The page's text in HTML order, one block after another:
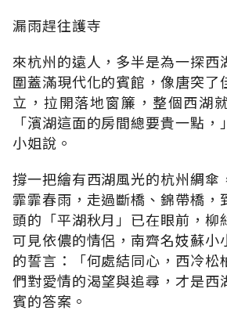
漏雨趕往護寺
來杭州的遠人，多半是為一探西
圍蓋滿現代化的賓館，像唐突了
立，拉開落地窗簾，整個西湖
「濱湖這面的房間總要貴一點
小姐說。
撐一把繪有西湖風光的杭州綢傘
霏霏春雨，走過斷橋、錦帶橋，
頭的「平湖秋月」已在眼前，柳
可見依儂的情侶，南齊名妓蘇小
的誓言：「何處結同心，西冷松
們對愛情的渴望與追尋，才是西
賓的答案。